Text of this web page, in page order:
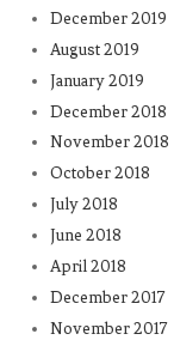
December 2019
August 2019
January 2019
December 2018
November 2018
October 2018
July 2018
June 2018
April 2018
December 2017
November 2017